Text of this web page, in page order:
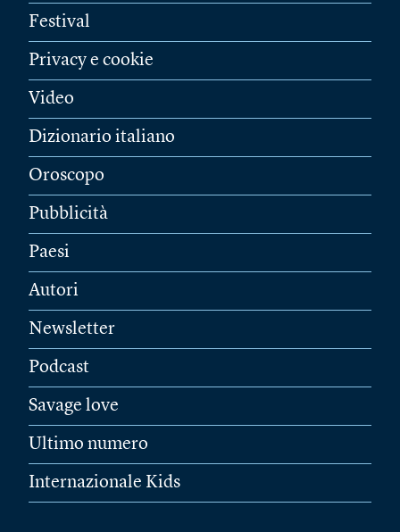
Festival
Privacy e cookie
Video
Dizionario italiano
Oroscopo
Pubblicità
Paesi
Autori
Newsletter
Podcast
Savage love
Ultimo numero
Internazionale Kids